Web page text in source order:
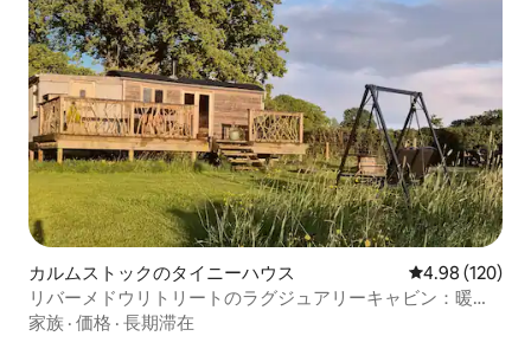
カルムストックのタイニーハウス レビュー120
4.98 (120)
リバーメドウリトリートのラグジュアリーキャビン：暖房
＆フェンス付き
家族 · 価格 · 長期滞在